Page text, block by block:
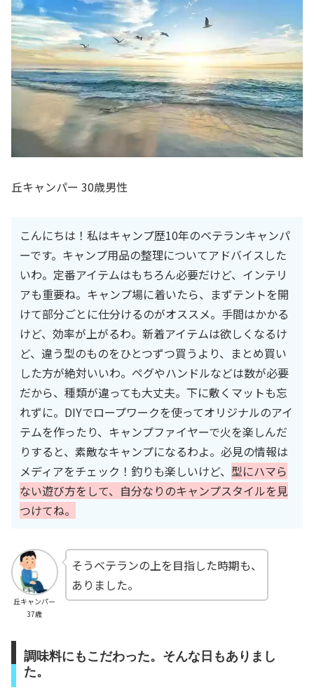
丘キャンパー 30歳男性
こんにちは！私はキャンプ歴10年のベテランキャンパ
ーです。キャンプ用品の整理についてアドバイスした
いわ。定番アイテムはもちろん必要だけど、インテリ
アも重要ね。キャンプ場に着いたら、まずテントを開
けて部分ごとに仕分けるのがオススメ。手間はかかる
けど、効率が上がるわ。新着アイテムは欲しくなるけ
ど、違う型のものをひとつずつ買うより、まとめ買い
した方が絶対いいわ。ペグやハンドルなどは数が必要
だから、種類が違っても大丈夫。下に敷くマットも忘
れずに。DIYでロープワークを使ってオリジナルのアイ
テムを作ったり、キャンプファイヤーで火を楽しんだ
りすると、素敵なキャンプになるわよ。必見の情報は
メディアをチェック！釣りも楽しいけど、 型にハマら
ない遊び方をして、自分なりのキャンプスタイルを見
つけてね。
丘キャンパー
37歳
そうベテランの上を目指した時期も、
ありました。
調味料にもこだわった。そんな日もありまし
た。